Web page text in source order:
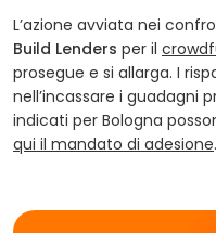
L’azione avviata nei
Build Lenders per il
prosegue e si allarga. I
nell’incassare i guadagni
indicati per Bologna
qui il mandato di adesione.